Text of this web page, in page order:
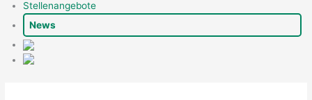
Stellenangebote
News